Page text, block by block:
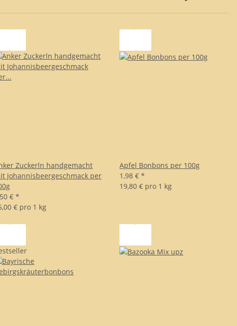
Zuckerln handgemacht
Johannisbeergeschmack per
€ *
€ pro 1 kg
Apfel Bonbons per 100g
1,98 € *
19,80 € pro 1 kg